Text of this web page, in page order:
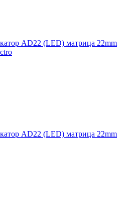
AD22 (LED) матрица 22mm
AD22 (LED) матрица 22mm